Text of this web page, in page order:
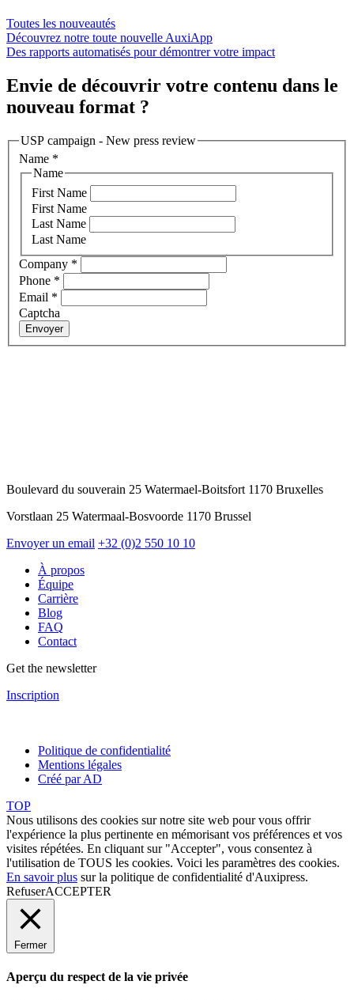
Toutes les nouveautés
Découvrez notre toute nouvelle AuxiApp
Des rapports automatisés pour démontrer votre impact
Envie de découvrir votre contenu dans le
nouveau format ?
USP campaign - New press review
Name *
Name
First Name
First Name
Last Name
Last Name
Company *
Phone *
Email *
Captcha
Envoyer
Boulevard du souverain 25 Watermael-Boitsfort 1170 Bruxelles
Vorstlaan 25 Watermaal-Bosvoorde 1170 Brussel
Envoyer un email +32 (0)2 550 10 10
À propos
Équipe
Carrière
Blog
FAQ
Contact
Get the newsletter
Inscription
Politique de confidentialité
Mentions légales
Créé par AD
TOP
Nous utilisons des cookies sur notre site web pour vous offrir
l'expérience la plus pertinente en mémorisant vos préférences et vos
visites répétées. En cliquant sur "Accepter", vous consentez à
l'utilisation de TOUS les cookies. Voici les paramètres des cookies.
En savoir plus sur la politique de confidentialité d'Auxipress.
RefuserACCEPTER
Fermer
Aperçu du respect de la vie privée